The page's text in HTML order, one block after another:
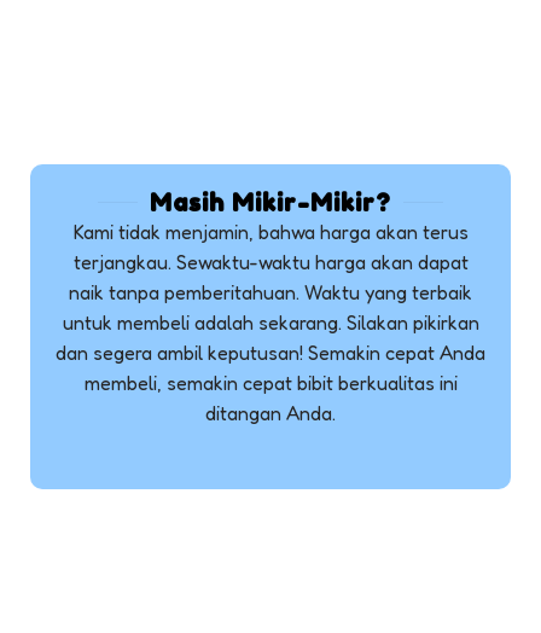
Masih Mikir-Mikir?
Kami tidak menjamin, bahwa harga akan terus
terjangkau. Sewaktu-waktu harga akan dapat
naik tanpa pemberitahuan. Waktu yang terbaik
untuk membeli adalah sekarang. Silakan pikirkan
dan segera ambil keputusan! Semakin cepat Anda
membeli, semakin cepat bibit berkualitas ini
ditangan Anda.